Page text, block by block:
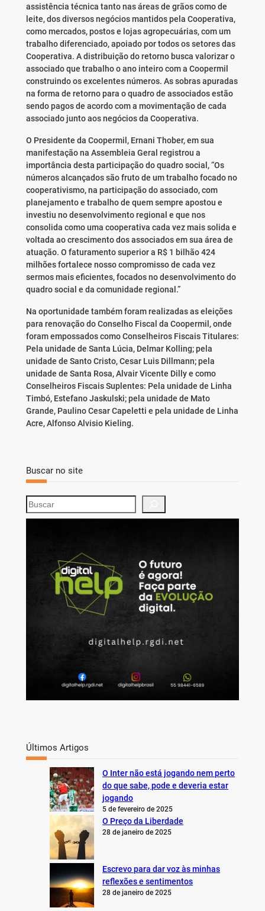
assistência técnica tanto nas áreas de grãos como de
leite, dos diversos negócios mantidos pela Cooperativa,
como mercados, postos e lojas agropecuárias, com um
trabalho diferenciado, apoiado por todos os setores das
Cooperativa. A distribuição do retorno busca valorizar o
associado que trabalho o ano inteiro com a Coopermil
construindo os excelentes números. As sobras apuradas
na forma de retorno para o quadro de associados estão
sendo pagos de acordo com a movimentação de cada
associado junto aos negócios da Cooperativa.
O Presidente da Coopermil, Ernani Thober, em sua
manifestação na Assembleia Geral registrou a
importância desta participação do quadro social, “Os
números alcançados são fruto de um trabalho focado no
cooperativismo, na participação do associado, com
planejamento e trabalho de quem sempre apostou e
investiu no desenvolvimento regional e que nos
consolida como uma cooperativa cada vez mais solida e
voltada ao crescimento dos associados em sua área de
atuação. O faturamento superior a R$ 1 bilhão 424
milhões fortalece nosso compromisso de cada vez
sermos mais eficientes, focados no desenvolvimento do
quadro social e da comunidade regional.”
Na oportunidade também foram realizadas as eleições
para renovação do Conselho Fiscal da Coopermil, onde
foram empossados como Conselheiros Fiscais Titulares:
Pela unidade de Santa Lúcia, Delmar Kolling; pela
unidade de Santo Cristo, Cesar Luis Dillmann; pela
unidade de Santa Rosa, Alvair Vicente Dilly e como
Conselheiros Fiscais Suplentes: Pela unidade de Linha
Timbó, Estefano Jaskulski; pela unidade de Mato
Grande, Paulino Cesar Capeletti e pela unidade de Linha
Acre, Alfonso Alvisio Kieling.
Buscar no site
S
e
Últimos Artigos
O Inter não está jogando nem perto
do que sabe, pode e deveria estar
jogando
5 de fevereiro de 2025
O Preço da Liberdade
28 de janeiro de 2025
Escrevo para dar voz às minhas
reflexões e sentimentos
28 de janeiro de 2025